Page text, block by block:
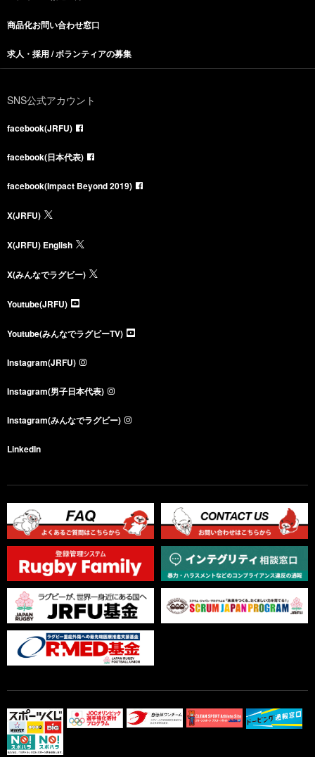
商品化お問い合わせ窓口
求人・採用 / ボランティアの募集
SNS公式アカウント
facebook(JRFU)
facebook(日本代表)
facebook(Impact Beyond 2019)
X(JRFU)
X(JRFU) English
X(みんなでラグビー)
Youtube(JRFU)
Youtube(みんなでラグビーTV)
Instagram(JRFU)
Instagram(男子日本代表)
Instagram(みんなでラグビー)
LinkedIn